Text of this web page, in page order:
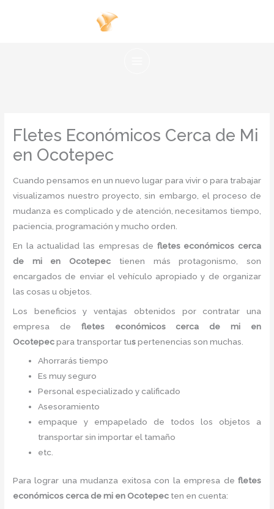
Fletes Económicos Cerca de Mi
en Ocotepec
Cuando pensamos en un nuevo lugar para vivir o para trabajar
visualizamos nuestro proyecto, sin embargo, el proceso de
mudanza es complicado y de atención, necesitamos tiempo,
paciencia, programación y mucho orden.
En la actualidad las empresas de fletes económicos cerca
de mi en Ocotepec tienen más protagonismo, son
encargados de enviar el vehículo apropiado y de organizar
las cosas u objetos.
Los beneficios y ventajas obtenidos por contratar una
empresa de fletes económicos cerca de mi en
Ocotepecpara transportar tuspertenencias son muchas.
Ahorrarás tiempo
Es muy seguro
Personal especializado y calificado
Asesoramiento
empaque y empapelado de todos los objetos a
transportar sin importar el tamaño
etc.
Para lograr una mudanza exitosa con la empresa de fletes
económicos cerca de mi en Ocotepec ten en cuenta: